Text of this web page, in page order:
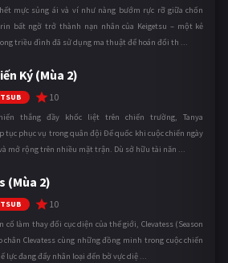
mực sủng ái và ví như nàng bướm rực rỡ giữa chốn
bất ngờ trở thành nạn nhân của Keigetsu – một kẻ
triều đình đã sử dụng ma thuật để hoán đổi th ...
Ký (Mùa 2)
10
thắng đầy khốc liệt trên chiến trường, Tanya
tục phục vụ trong quân đội Đế quốc khi cuộc chiến ngày
mở rộng trên nhiều mặt trận. Dù sở hữu tài năn ...
(Mùa 2)
10
cố làm thay đổi cục diện của thế giới, Clevatess (Season
Clevatess cùng những đồng minh trong cuộc chiến
lực đang đẩy nhân loại đến bờ vực diệ ...